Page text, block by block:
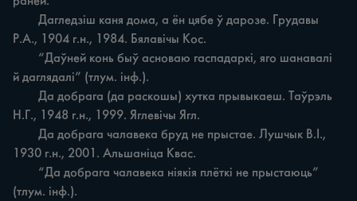
Р.А., 1904 г.н., 1984. Бялавічы Кос.
й даглядалі” (тлум. інф.).
Н.Г., 1948 г.н., 1999. Яглевічы Ягл.
1930 г.н., 2001. Альшаніца Квас.
(тлум. інф.).